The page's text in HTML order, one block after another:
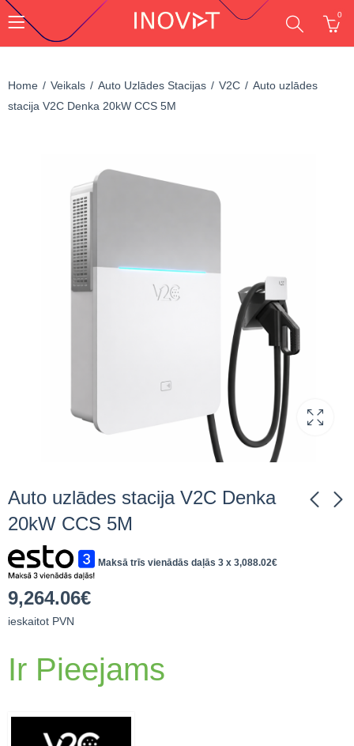
0
Home Veikals Auto Uzlādes Stacijas V2C
Auto uzlādes
stacija V2C Denka 20kW CCS 5M
Auto uzlādes stacija V2C Denka
20kW CCS 5M
111-W 19kW B1LF
V2C Denka 40kW
Maksā trīs vienādās daļās 3 x 3,088.02€
9,264.06€
ieskaitot PVN
Ir Pieejams